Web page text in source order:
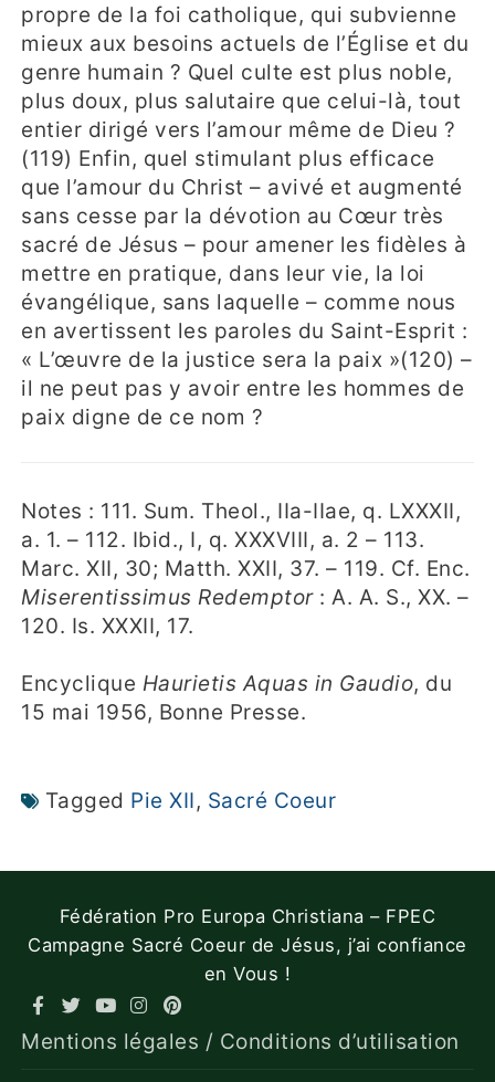
propre de la foi catholique, qui subvienne
mieux aux besoins actuels de l’Église et du
genre humain ? Quel culte est plus noble,
plus doux, plus salutaire que celui-là, tout
entier dirigé vers l’amour même de Dieu ?
(119) Enfin, quel stimulant plus efficace
que l’amour du Christ – avivé et augmenté
sans cesse par la dévotion au Cœur très
sacré de Jésus – pour amener les fidèles à
mettre en pratique, dans leur vie, la loi
évangélique, sans laquelle – comme nous
en avertissent les paroles du Saint-Esprit :
« L’œuvre de la justice sera la paix »(120) –
il ne peut pas y avoir entre les hommes de
paix digne de ce nom ?
Notes : 111. Sum. Theol., IIa-IIae, q. LXXXII,
a. 1. – 112. Ibid., I, q. XXXVIII, a. 2 – 113.
Marc. XII, 30; Matth. XXII, 37. – 119. Cf. Enc.
Miserentissimus Redemptor: A. A. S., XX. –
120. Is. XXXII, 17.
Encyclique Haurietis Aquas in Gaudio, du
15 mai 1956, Bonne Presse.
Tagged Pie XII, Sacré Coeur
Fédération Pro Europa Christiana – FPEC
Campagne Sacré Coeur de Jésus, j’ai confiance
en Vous !
Mentions légales / Conditions d’utilisation